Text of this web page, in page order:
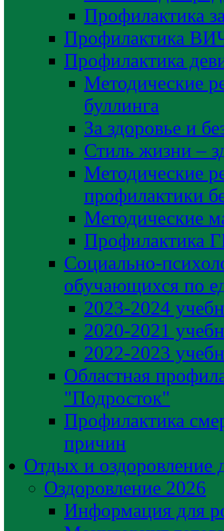
Профилактика
Профилактика
Профилактика
Методические
буллинга
За здоровье и
Стиль жизни –
Методические
профилактики
Методические
Социально-
обучающихся по
2023-2024
2020-2021
2022-2023
Областная
"Подросток"
Профилактика
причин
Отдых и оздоровление
Оздоровление 2026
Информация для